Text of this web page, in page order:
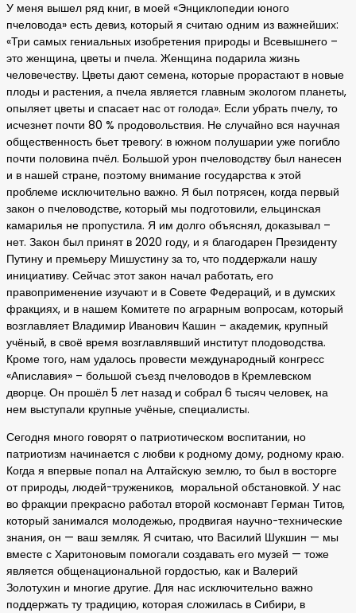
У меня вышел ряд книг, в моей «Энциклопедии юного
пчеловода» есть девиз, который я считаю одним из важнейших:
«Три самых гениальных изобретения природы и Всевышнего –
это женщина, цветы и пчела. Женщина подарила жизнь
человечеству. Цветы дают семена, которые прорастают в новые
плоды и растения, а пчела является главным экологом планеты,
опыляет цветы и спасает нас от голода». Если убрать пчелу, то
исчезнет почти 80 % продовольствия. Не случайно вся научная
общественность бьет тревогу: в южном полушарии уже погибло
почти половина пчёл. Большой урон пчеловодству был нанесен
и в нашей стране, поэтому внимание государства к этой
проблеме исключительно важно. Я был потрясен, когда первый
закон о пчеловодстве, который мы подготовили, ельцинская
камарилья не пропустила. Я им долго объяснял, доказывал –
нет. Закон был принят в 2020 году, и я благодарен Президенту
Путину и премьеру Мишустину за то, что поддержали нашу
инициативу. Сейчас этот закон начал работать, его
правоприменение изучают и в Совете Федераций, и в думских
фракциях, и в нашем Комитете по аграрным вопросам, который
возглавляет Владимир Иванович Кашин – академик, крупный
учёный, в своё время возглавлявший институт плодоводства.
Кроме того, нам удалось провести международный конгресс
«Апиславия» – большой съезд пчеловодов в Кремлевском
дворце. Он прошёл 5 лет назад и собрал 6 тысяч человек, на
нем выступали крупные учёные, специалисты.
Сегодня много говорят о патриотическом воспитании, но
патриотизм начинается с любви к родному дому, родному краю.
Когда я впервые попал на Алтайскую землю, то был в восторге
от природы, людей-тружеников, моральной обстановкой. У нас
во фракции прекрасно работал второй космонавт Герман Титов,
который занимался молодежью, продвигая научно-технические
знания, он — ваш земляк. Я считаю, что Василий Шукшин — мы
вместе с Харитоновым помогали создавать его музей — тоже
является общенациональной гордостью, как и Валерий
Золотухин и многие другие. Для нас исключительно важно
поддержать ту традицию, которая сложилась в Сибири, в